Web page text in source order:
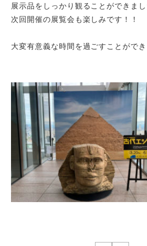
展示品をしっかり観ることができまし
次回開催の展覧会も楽しみです！！
大変有意義な時間を過ごすことができ